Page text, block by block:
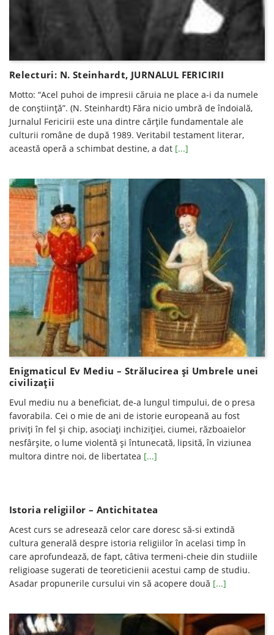
Relecturi: N. Steinhardt, JURNALUL FERICIRII
Motto: “Acel puhoi de impresii căruia ne place a-i da numele
de conştiinţă”. (N. Steinhardt) Făra nicio umbră de îndoială,
Jurnalul Fericirii este una dintre cărţile fundamentale ale
culturii române de după 1989. Veritabil testament literar,
această operă a schimbat destine, a dat [...]
Enigmaticul Ev Mediu – Strălucirea şi Umbrele unei
civilizaţii
Evul mediu nu a beneficiat, de-a lungul timpului, de o presa
favorabila. Cei o mie de ani de istorie europeană au fost
priviți în fel și chip, asociați inchiziției, ciumei, războaielor
nesfârșite, o lume violentă și întunecată, lipsită, în viziunea
multora dintre noi, de libertatea [...]
Istoria religiilor – Antichitatea
Acest curs se adresează celor care doresc să-si extindă
cultura generală despre istoria religiilor în acelasi timp în
care aprofundează, de fapt, câtiva termeni-cheie din studiile
religioase sugerati de teoreticienii acestui camp de studiu.
Asadar propunerile cursului vin să acopere două [...]